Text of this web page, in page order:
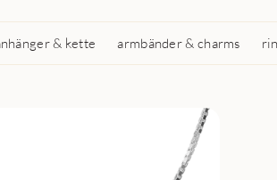
& kette armbänder & charms